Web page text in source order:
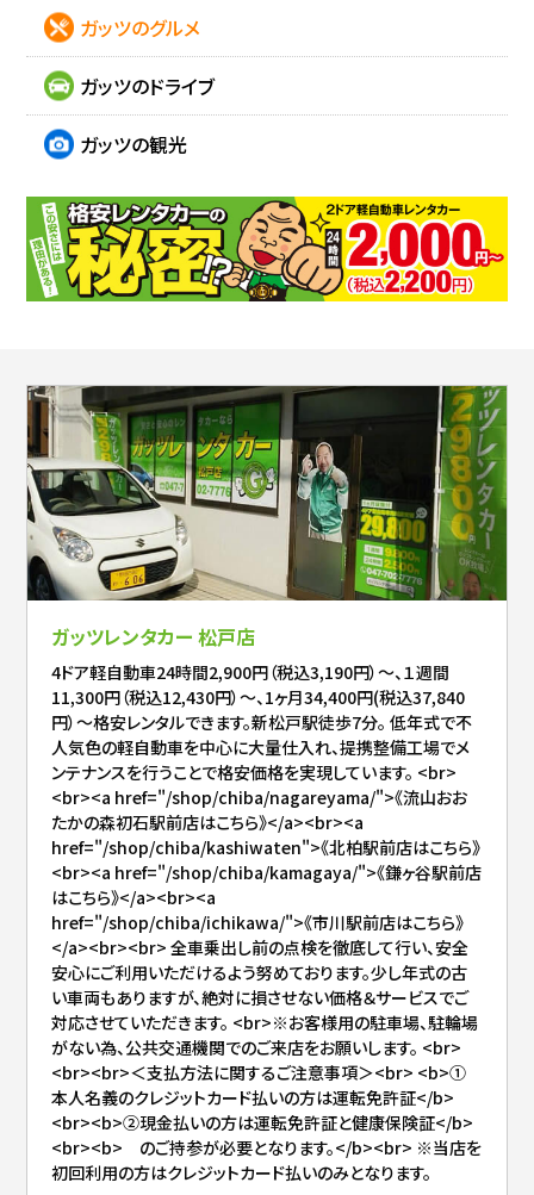
ガッツのグルメ
ガッツのドライブ
ガッツの観光
ガッツレンタカー 松戸店
4ドア軽自動車24時間2,900円（税込3,190円）～、１週間
11,300円（税込12,430円）～、1ヶ月34,400円(税込37,840
円）～格安レンタルできます。新松戸駅徒歩7分。 低年式で不
人気色の軽自動車を中心に大量仕入れ、提携整備工場でメ
ンテナンスを行うことで格安価格を実現しています。 <br>
<br><a href="/shop/chiba/nagareyama/">《流山おお
たかの森初石駅前店はこちら》</a><br><a
href="/shop/chiba/kashiwaten">《北柏駅前店はこちら》
<br><a href="/shop/chiba/kamagaya/">《鎌ヶ谷駅前店
はこちら》</a><br><a
href="/shop/chiba/ichikawa/">《市川駅前店はこちら》
</a><br><br> 全車乗出し前の点検を徹底して行い、安全
安心にご利用いただけるよう努めております。少し年式の古
い車両もありますが、絶対に損させない価格＆サービスでご
対応させていただきます。 <br>※お客様用の駐車場、駐輪場
がない為、公共交通機関でのご来店をお願いします。 <br>
<br><br>＜支払方法に関するご注意事項＞<br> <b>①
本人名義のクレジットカード払いの方は運転免許証</b>
<br><b>②現金払いの方は運転免許証と健康保険証</b>
<br><b> のご持参が必要となります。</b><br> ※当店を
初回利用の方はクレジットカード払いのみとなります。